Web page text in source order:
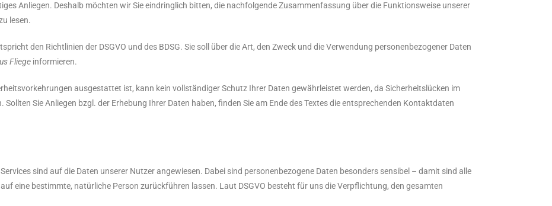
Anliegen. Deshalb möchten wir Sie eindringlich bitten, die nachfolgende Zusammenfassung über die Funktionsweise unserer
lesen.
den Richtlinien der DSGVO und des BDSG. Sie soll über die Art, den Zweck und die Verwendung personenbezogener Daten
Fliege informieren.
ausgestattet ist, kann kein vollständiger Schutz Ihrer Daten gewährleistet werden, da Sicherheitslücken im
Sie Anliegen bzgl. der Erhebung Ihrer Daten haben, finden Sie am Ende des Textes die entsprechenden Kontaktdaten
sind auf die Daten unserer Nutzer angewiesen. Dabei sind personenbezogene Daten besonders sensibel – damit sind alle
eine bestimmte, natürliche Person zurückführen lassen. Laut DSGVO besteht für uns die Verpflichtung, den gesamten